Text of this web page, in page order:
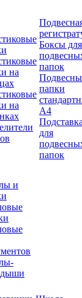
на
на
Боксы для
папок
папки
А4
для
папок
и